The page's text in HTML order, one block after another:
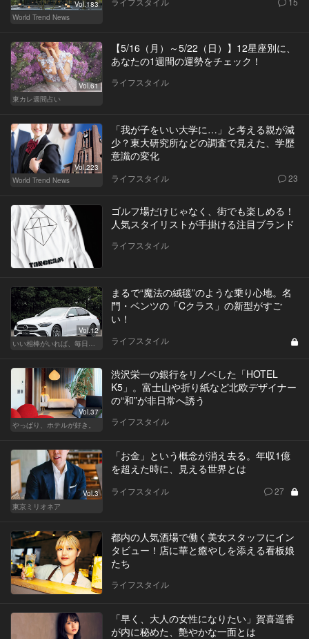
Vol.183
World Trend News
Vol.61
東カレ週間占い
【5/16（月）～5/22（日）】12星座別に、
あなたの1週間の運勢をチェック！
ライフスタイル
Vol.223
World Trend News
「我が子をいい大学に…」と考える親が減
少？東大研究所などの調査で見えた、学歴
意識の変化
ライフスタイル 23
ゴルフ場だけじゃなく、街でも楽しめる！
人気スタイリストが手掛ける注目ブランド
ライフスタイル
Vol.12
いい相棒がいれば、毎日が楽しい。クルマがあるとできること
まるで“魔法の絨毯”のような乗り心地。名
門・ベンツの「Cクラス」の新型がすご
い！
ライフスタイル
Vol.37
やっぱり、ホテルが好き。
渋沢栄一の銀行をリノベした「HOTEL
K5」。富士山や折り紙など北欧デザイナー
の“和”が非日常へ誘う
ライフスタイル
Vol.3
東京ミリオネア
「お金」という概念が消え去る。年収1億
を超えた時に、見える世界とは
ライフスタイル 27
都内の人気酒場で働く美女スタッフにイン
タビュー！店に華と癒やしを添える看板娘
たち
ライフスタイル
「早く、大人の女性になりたい」賀喜遥香
が内に秘めた、艶やかな一面とは